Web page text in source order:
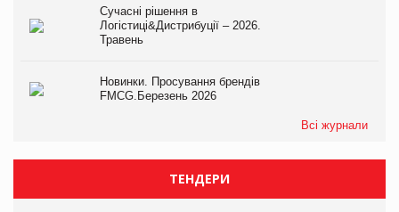
Сучасні рішення в
Логістиці&Дистрибуції – 2026.
Травень
Новинки. Просування брендів
FMCG.Березень 2026
Всі журнали
ТЕНДЕРИ